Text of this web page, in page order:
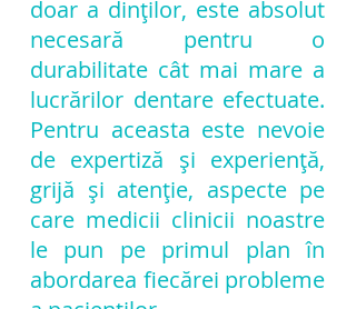
doar a dinților, este absolut
necesară pentru o
durabilitate cât mai mare a
lucrărilor dentare efectuate.
Pentru aceasta este nevoie
de expertiză și experiență,
grijă și atenție, aspecte pe
care medicii clinicii noastre
le pun pe primul plan în
abordarea fiecărei probleme